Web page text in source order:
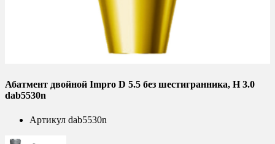
Абатмент двойной Impro D 5.5 без шестигранника, H 3.0
dab5530n
Артикул dab5530n